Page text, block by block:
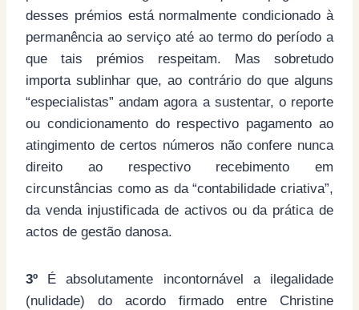
desses prémios está normalmente condicionado à
permanência ao serviço até ao termo do período a
que tais prémios respeitam. Mas sobretudo
importa sublinhar que, ao contrário do que alguns
“especialistas” andam agora a sustentar, o reporte
ou condicionamento do respectivo pagamento ao
atingimento de certos números não confere nunca
direito ao respectivo recebimento em
circunstâncias como as da “contabilidade criativa”,
da venda injustificada de activos ou da prática de
actos de gestão danosa.
3º É absolutamente incontornável a ilegalidade
(nulidade) do acordo firmado entre Christine